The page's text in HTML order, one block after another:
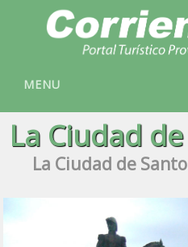
MENU
La Ciudad
La Ciudad de